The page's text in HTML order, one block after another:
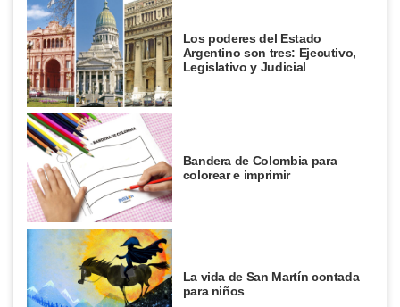
Los poderes del Estado
Argentino son tres: Ejecutivo,
Legislativo y Judicial
Bandera de Colombia para
colorear e imprimir
La vida de San Martín contada
para niños